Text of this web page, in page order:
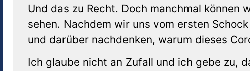
Und das zu Recht. Doch manchmal können
sehen. Nachdem wir uns vom ersten
und darüber nachdenken, warum dieses
Ich glaube nicht an Zufall und ich gebe zu,